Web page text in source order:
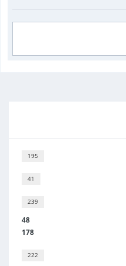
195
41
239
48
178
222